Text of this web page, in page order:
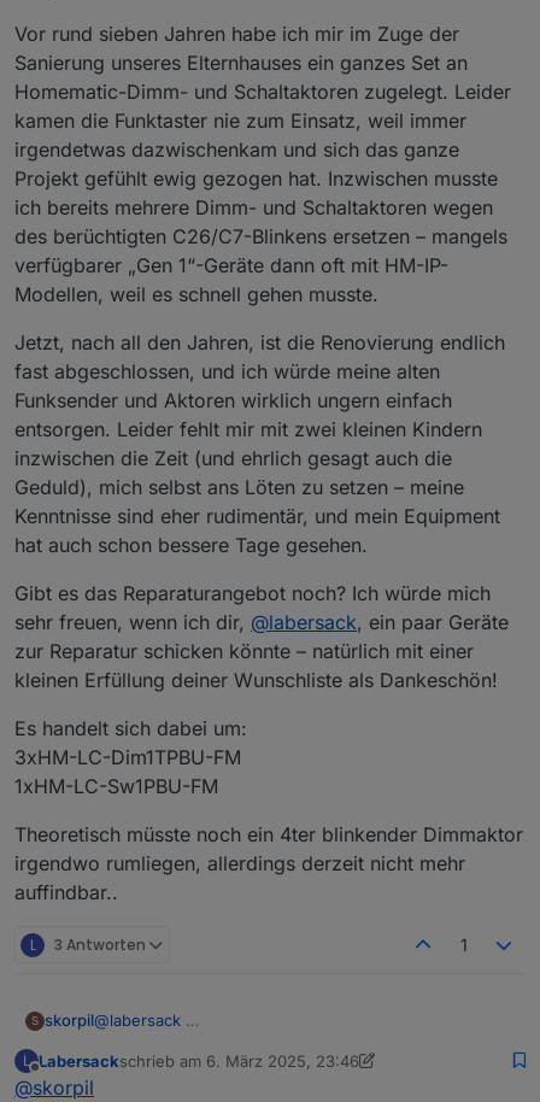
Vor rund sieben Jahren habe ich mir im Zuge der
Sanierung unseres Elternhauses ein ganzes Set an
Homematic-Dimm- und Schaltaktoren zugelegt. Leider
kamen die Funktaster nie zum Einsatz, weil immer
irgendetwas dazwischenkam und sich das ganze
Projekt gefühlt ewig gezogen hat. Inzwischen musste
ich bereits mehrere Dimm- und Schaltaktoren wegen
des berüchtigten C26/C7-Blinkens ersetzen – mangels
verfügbarer „Gen 1“-Geräte dann oft mit HM-IP-
Modellen, weil es schnell gehen musste.
Jetzt, nach all den Jahren, ist die Renovierung endlich
fast abgeschlossen, und ich würde meine alten
Funksender und Aktoren wirklich ungern einfach
entsorgen. Leider fehlt mir mit zwei kleinen Kindern
inzwischen die Zeit (und ehrlich gesagt auch die
Geduld), mich selbst ans Löten zu setzen – meine
Kenntnisse sind eher rudimentär, und mein Equipment
hat auch schon bessere Tage gesehen.
Gibt es das Reparaturangebot noch? Ich würde mich
sehr freuen, wenn ich dir, @labersack, ein paar Geräte
zur Reparatur schicken könnte – natürlich mit einer
kleinen Erfüllung deiner Wunschliste als Dankeschön!
Es handelt sich dabei um:
3xHM-LC-Dim1TPBU-FM
1xHM-LC-Sw1PBU-FM
Theoretisch müsste noch ein 4ter blinkender Dimmaktor
irgendwo rumliegen, allerdings derzeit nicht mehr
auffindbar..
L 3 Antworten 1
S skorpil@labersack
L
Offline
Labersackschrieb am 6. März 2025, 23:46
zuletzt editiert von Labersack3. Juli 2025, 00:47
@skorpil